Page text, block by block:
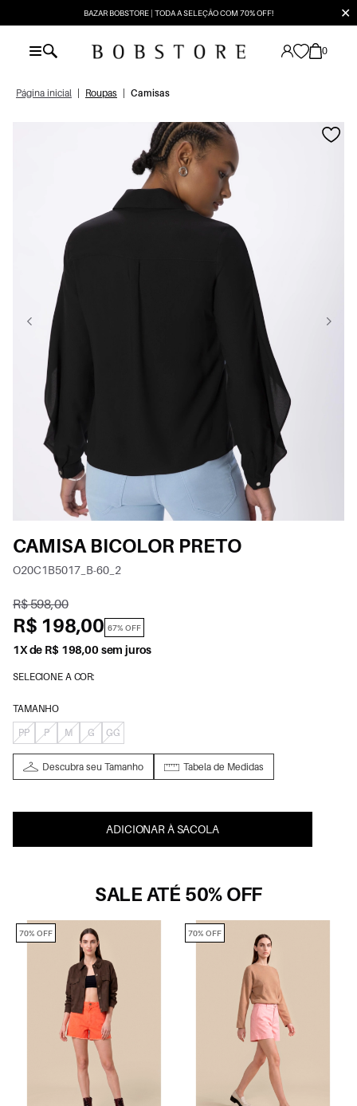
BAZAR BOBSTORE | TODA A SELEÇÃO COM 70% OFF! ✕
0
Página inicial Roupas Camisas
CAMISA BICOLOR PRETO
O20C1B5017_B-60_2
R$ 598,00
R$ 198,00 67% OFF
1X de R$ 198,00 sem juros
SELECIONE A COR:
TAMANHO
PP
P M G GG
Descubra seu Tamanho Tabela de Medidas
ADICIONAR À SACOLA
SALE ATÉ 50% OFF
70% OFF 70% OFF